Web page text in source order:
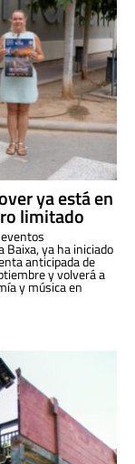
ya está en
limitado
ya ha iniciado
anticipada de
y volverá a
y música en